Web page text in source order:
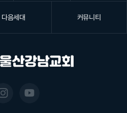
다음세대 커뮤니티